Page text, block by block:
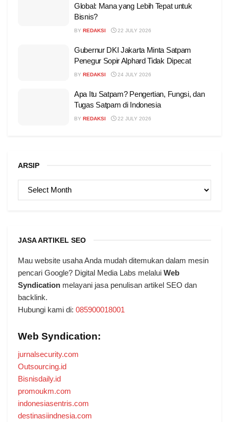
Global: Mana yang Lebih Tepat untuk
Bisnis?
BY REDAKSI 22 JULY 2026
Gubernur DKI Jakarta Minta Satpam
Penegur Sopir Alphard Tidak Dipecat
BY REDAKSI 24 JULY 2026
Apa Itu Satpam? Pengertian, Fungsi, dan
Tugas Satpam di Indonesia
BY REDAKSI 22 JULY 2026
ARSIP
ARSIP
JASA ARTIKEL SEO
Mau website usaha Anda mudah ditemukan dalam mesin
pencari Google? Digital Media Labs melalui Web
Syndication melayani jasa penulisan artikel SEO dan
backlink.
Hubungi kami di: 085900018001
Web Syndication:
jurnalsecurity.com
Outsourcing.id
Bisnisdaily.id
promoukm.com
indonesiasentris.com
destinasiindnesia.com